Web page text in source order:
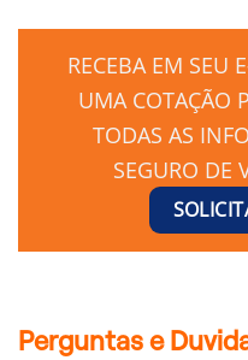
RECEBA EM SEU
UMA COTAÇÃO
TODAS AS
SEGURO DE
Perguntas e